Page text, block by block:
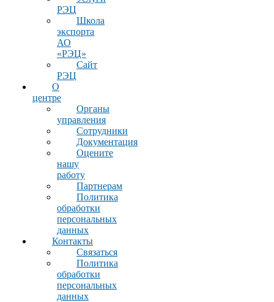
РЭЦ
Школа
экспорта
АО
«РЭЦ»
Сайт
РЭЦ
О
центре
Органы
управления
Сотрудники
Документация
Оцените
нашу
работу
Партнерам
Политика
обработки
персональных
данных
Контакты
Связаться
Политика
обработки
персональных
данных